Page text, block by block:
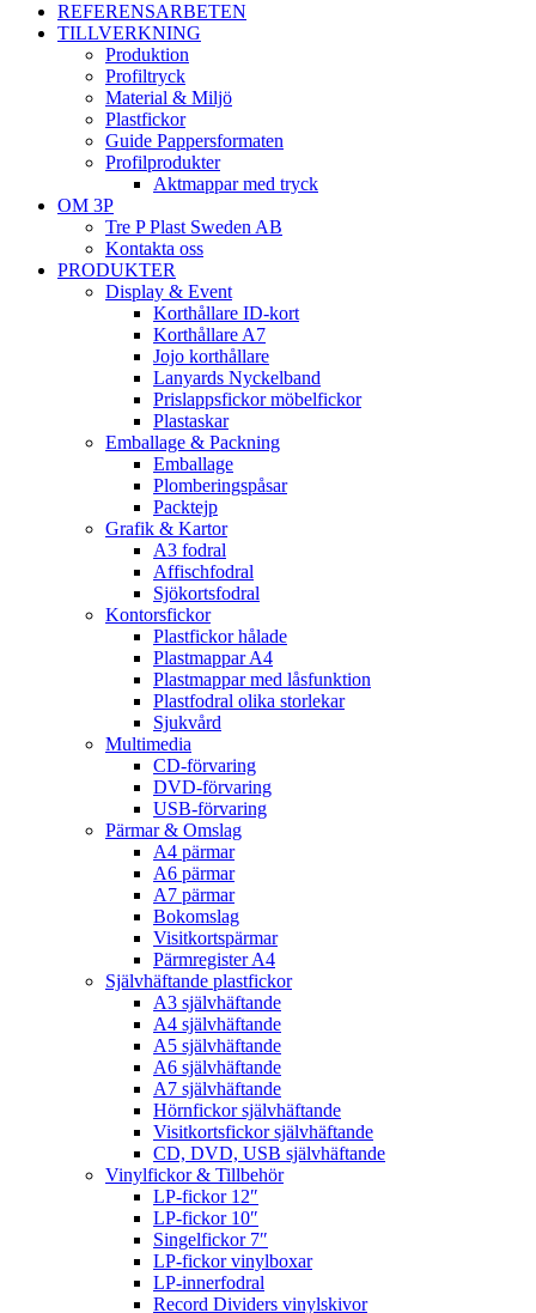
REFERENSARBETEN
TILLVERKNING
Produktion
Profiltryck
Material & Miljö
Plastfickor
Guide Pappersformaten
Profilprodukter
Aktmappar med tryck
OM 3P
Tre P Plast Sweden AB
Kontakta oss
PRODUKTER
Display & Event
Korthållare ID-kort
Korthållare A7
Jojo korthållare
Lanyards Nyckelband
Prislappsfickor möbelfickor
Plastaskar
Emballage & Packning
Emballage
Plomberingspåsar
Packtejp
Grafik & Kartor
A3 fodral
Affischfodral
Sjökortsfodral
Kontorsfickor
Plastfickor hålade
Plastmappar A4
Plastmappar med låsfunktion
Plastfodral olika storlekar
Sjukvård
Multimedia
CD-förvaring
DVD-förvaring
USB-förvaring
Pärmar & Omslag
A4 pärmar
A6 pärmar
A7 pärmar
Bokomslag
Visitkortspärmar
Pärmregister A4
Självhäftande plastfickor
A3 självhäftande
A4 självhäftande
A5 självhäftande
A6 självhäftande
A7 självhäftande
Hörnfickor självhäftande
Visitkortsfickor självhäftande
CD, DVD, USB självhäftande
Vinylfickor & Tillbehör
LP-fickor 12″
LP-fickor 10″
Singelfickor 7″
LP-fickor vinylboxar
LP-innerfodral
Record Dividers vinylskivor